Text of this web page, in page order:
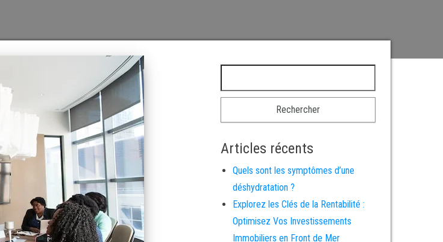
Articles récents
Quels sont les symptômes d’une
déshydratation ?
Explorez les Clés de la Rentabilité :
Optimisez Vos Investissements
Immobiliers en Front de Mer